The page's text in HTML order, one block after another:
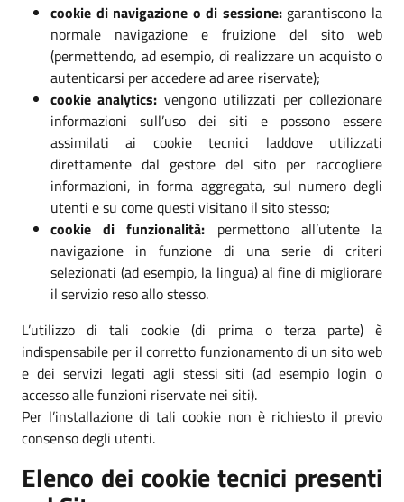
cookie di navigazione o di sessione:garantiscono la
normale navigazione e fruizione del sito web
(permettendo, ad esempio, di realizzare un acquisto o
autenticarsi per accedere ad aree riservate);
cookie analytics: vengono utilizzati per collezionare
informazioni sull’uso dei siti e possono essere
assimilati ai cookie tecnici laddove utilizzati
direttamente dal gestore del sito per raccogliere
informazioni, in forma aggregata, sul numero degli
utenti e su come questi visitano il sito stesso;
cookie di funzionalità: permettono all’utente la
navigazione in funzione di una serie di criteri
selezionati (ad esempio, la lingua) al fine di migliorare
il servizio reso allo stesso.
L’utilizzo di tali cookie (di prima o terza parte) è
indispensabile per il corretto funzionamento di un sito web
e dei servizi legati agli stessi siti (ad esempio login o
accesso alle funzioni riservate nei siti).
Per l’installazione di tali cookie non è richiesto il previo
consenso degli utenti.
Elenco dei cookie tecnici presenti